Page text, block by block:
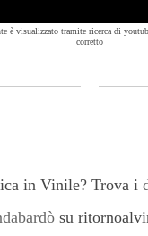
è visualizzato tramite ricerca di
corretto
in Vinile? Trova i
su